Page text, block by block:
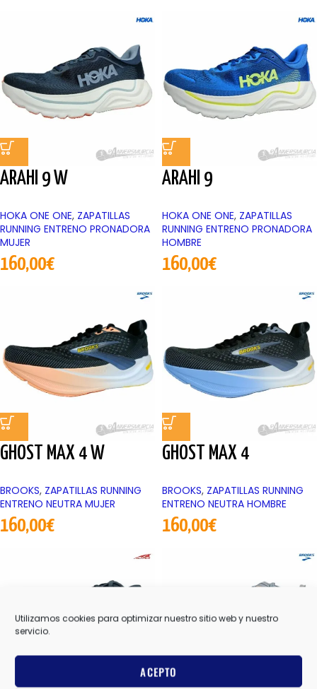
Utilizamos cookies para optimizar nuestro sitio web y nuestro
servicio.
ACEPTO
ARAHI 9 W
HOKA ONE ONE, ZAPATILLAS
RUNNING ENTRENO PRONADORA
MUJER
160,00€
ARAHI 9
HOKA ONE ONE, ZAPATILLAS
RUNNING ENTRENO PRONADORA
HOMBRE
160,00€
GHOST MAX 4 W
BROOKS, ZAPATILLAS RUNNING
ENTRENO NEUTRA MUJER
160,00€
GHOST MAX 4
BROOKS, ZAPATILLAS RUNNING
ENTRENO NEUTRA HOMBRE
160,00€